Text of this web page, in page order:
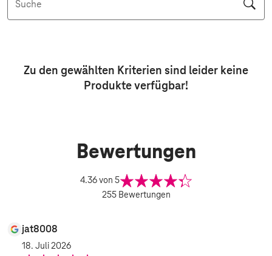
Suche
Zu den gewählten Kriterien sind leider keine
Produkteverfügbar!
Bewertungen
4.36von 5
255 Bewertungen
jat8008
18. Juli 2026